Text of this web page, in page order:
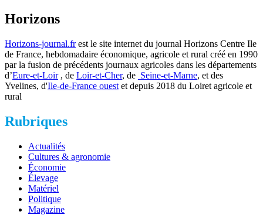
Horizons
Horizons-journal.frest le site internet du journal Horizons Centre Ile
de France, hebdomadaire économique, agricole et rural créé en 1990
par la fusion de précédents journaux agricoles dans les départements
d’Eure-et-Loir, de Loir-et-Cher, de Seine-et-Marne, et des
Yvelines, d'Ile-de-France ouest et depuis 2018 du Loiret agricole et
rural
Rubriques
Actualités
Cultures & agronomie
Économie
Élevage
Matériel
Politique
Magazine